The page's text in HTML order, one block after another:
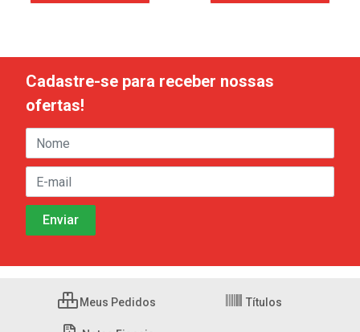
Cadastre-se para receber nossas
ofertas!
Meus Pedidos Títulos